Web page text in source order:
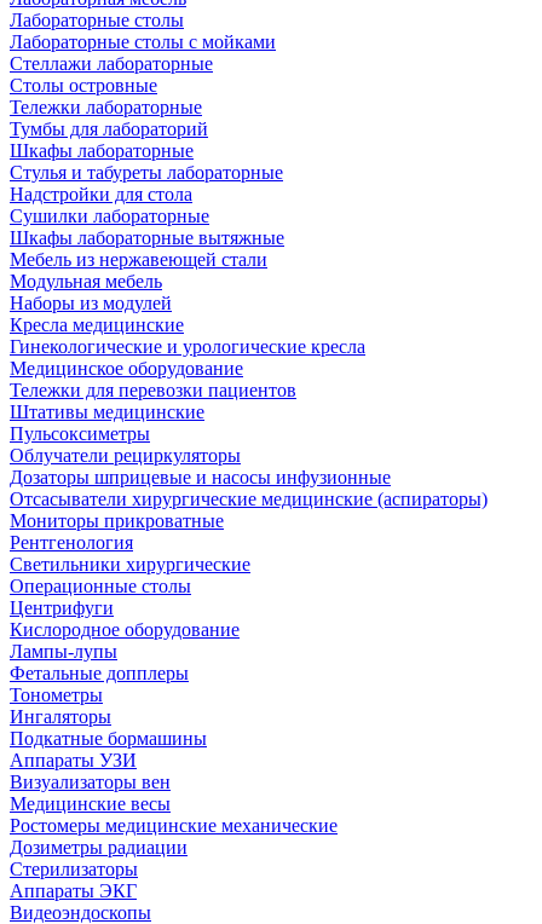
Лабораторные столы
Лабораторные столы с мойками
Стеллажи лабораторные
Столы островные
Тележки лабораторные
Тумбы для лабораторий
Шкафы лабораторные
Стулья и табуреты лабораторные
Надстройки для стола
Сушилки лабораторные
Шкафы лабораторные вытяжные
Мебель из нержавеющей стали
Модульная мебель
Наборы из модулей
Кресла медицинские
Гинекологические и урологические кресла
Медицинское оборудование
Тележки для перевозки пациентов
Штативы медицинские
Пульсоксиметры
Облучатели рециркуляторы
Дозаторы шприцевые и насосы инфузионные
Отсасыватели хирургические медицинские (аспираторы)
Мониторы прикроватные
Рентгенология
Светильники хирургические
Операционные столы
Центрифуги
Кислородное оборудование
Лампы-лупы
Фетальные допплеры
Тонометры
Ингаляторы
Подкатные бормашины
Аппараты УЗИ
Визуализаторы вен
Медицинские весы
Ростомеры медицинские механические
Дозиметры радиации
Стерилизаторы
Аппараты ЭКГ
Видеоэндоскопы